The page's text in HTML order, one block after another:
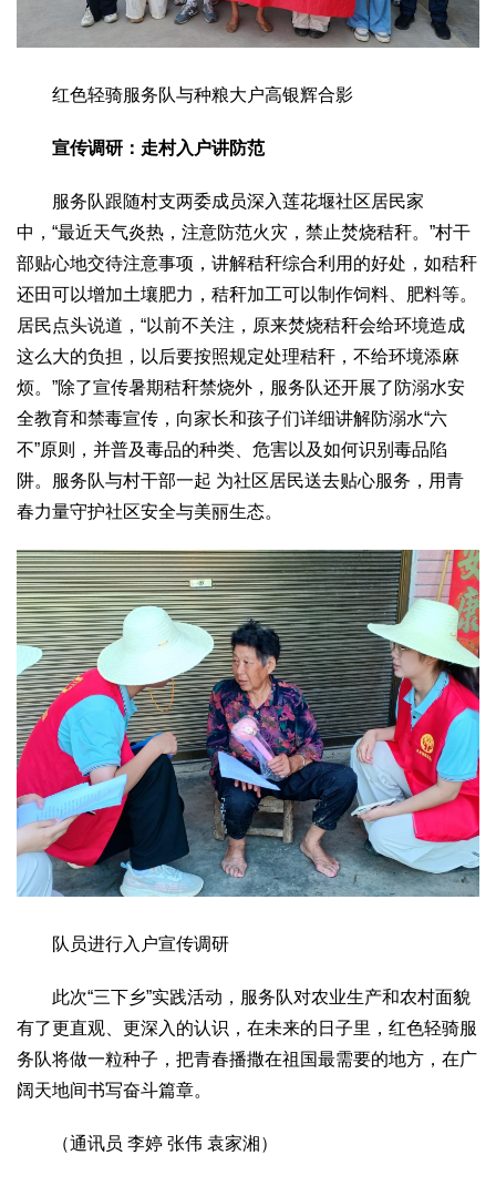
成果展示
政策发布 视频播报 工程案例
康养智库
红色轻骑服务队与种粮大户高银辉合影
宣传调研 ： 走村入户讲防范
服务队跟随村支两委成员深入莲花堰社区居民家
中，“最近天气炎热，注意防范火灾，禁止焚烧秸秆。”村干
部贴心地交待注意事项，讲解秸秆综合利用的好处，如秸秆
还田可以增加土壤肥力，秸秆加工可以制作饲料、肥料等。
居民点头说道，“以前不关注，原来焚烧秸秆会给环境造成
这么大的负担，以后要按照规定处理秸秆，不给环境添麻
烦。”除了宣传暑期秸秆禁烧外，服务队还开展了防溺水安
全教育和禁毒宣传，向家长和孩子们详细讲解防溺水“六
不”原则，并普及毒品的种类、危害以及如何识别毒品陷
阱。服务队与村干部一起 为社区居民送去贴心服务，用青
春力量守护社区安全与美丽生态。
队员进行入户宣传调研
此次“三下乡”实践活动，服务队对农业生产和农村面貌
有了更直观、更深入的认识，在未来的日子里，红色轻骑服
务队将做一粒种子，把青春播撒在祖国最需要的地方，在广
阔天地间书写奋斗篇章。
（通讯员 李婷 张伟 袁家湘）